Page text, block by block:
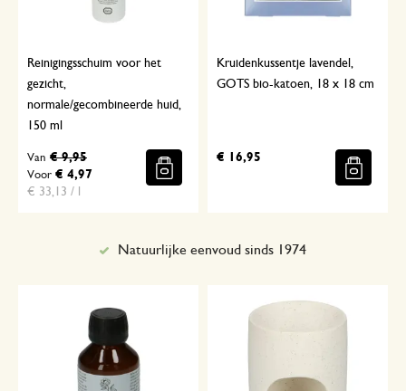
Reinigingsschuim voor het
gezicht,
normale/gecombineerde huid,
150 ml
Voor € 4,97
Van € 9,95
€ 33,13 / l
Kruidenkussentje lavendel,
GOTS bio-katoen, 18 x 18 cm
€ 16,95
Natuurlijke eenvoud sinds 1974